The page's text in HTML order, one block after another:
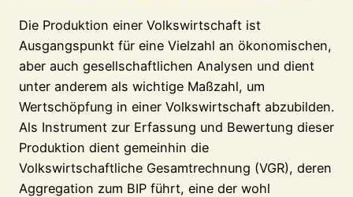
Die Produktion einer Volkswirtschaft ist
Ausgangspunkt für eine Vielzahl an ökonomischen,
aber auch gesellschaftlichen Analysen und dient
unter anderem als wichtige Maßzahl, um
Wertschöpfung in einer Volkswirtschaft abzubilden.
Als Instrument zur Erfassung und Bewertung dieser
Produktion dient gemeinhin die
Volkswirtschaftliche Gesamtrechnung (VGR), deren
Aggregation zum BIP führt, eine der wohl